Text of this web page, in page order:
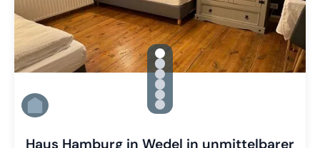
gallery.slide_selector
Zu Slide 1 wechseln
Zu Slide 2 wechseln
Zu Slide 3 wechseln
Zu Slide 4 wechseln
Zu Slide 5 wechseln
Zu Slide 6 wechseln
Haus Hamburg in Wedel in unmittelbarer